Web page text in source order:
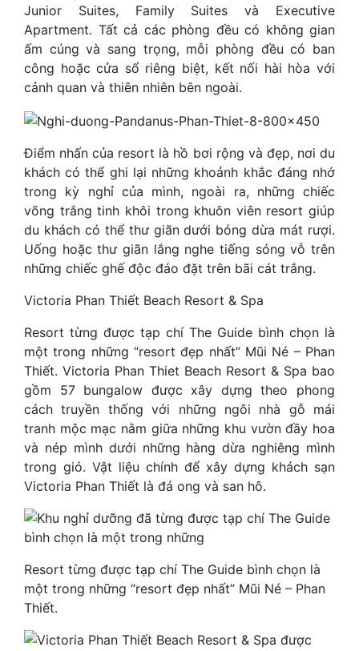
Junior Suites, Family Suites và Executive
Apartment. Tất cả các phòng đều có không gian
ấm cúng và sang trọng, mỗi phòng đều có ban
công hoặc cửa sổ riêng biệt, kết nối hài hòa với
cảnh quan và thiên nhiên bên ngoài.
Điểm nhấn của resort là hồ bơi rộng và đẹp, nơi du
khách có thể ghi lại những khoảnh khắc đáng nhớ
trong kỳ nghỉ của mình, ngoài ra, những chiếc
võng trắng tinh khôi trong khuôn viên resort giúp
du khách có thể thư giãn dưới bóng dừa mát rượi.
Uống hoặc thư giãn lắng nghe tiếng sóng vỗ trên
những chiếc ghế độc đáo đặt trên bãi cát trắng.
Victoria Phan Thiết Beach Resort & Spa
Resort từng được tạp chí The Guide bình chọn là
một trong những “resort đẹp nhất” Mũi Né – Phan
Thiết. Victoria Phan Thiet Beach Resort & Spa bao
gồm 57 bungalow được xây dựng theo phong
cách truyền thống với những ngôi nhà gỗ mái
tranh mộc mạc nằm giữa những khu vườn đầy hoa
và nép mình dưới những hàng dừa nghiêng mình
trong gió. Vật liệu chính để xây dựng khách sạn
Victoria Phan Thiết là đá ong và san hô.
Resort từng được tạp chí The Guide bình chọn là
một trong những “resort đẹp nhất” Mũi Né – Phan
Thiết.